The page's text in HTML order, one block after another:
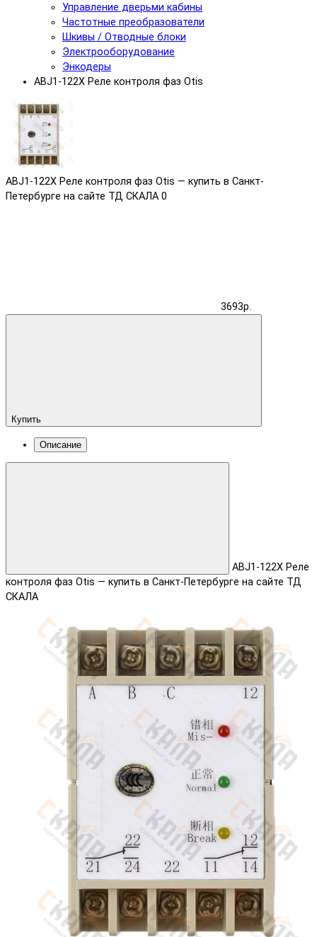
Управление дверьми кабины
Частотные преобразователи
Шкивы / Отводные блоки
Электрооборудование
Энкодеры
ABJ1-122X Реле контроля фаз Otis
ABJ1-122X Реле контроля фаз Otis — купить в Санкт-
Петербурге на сайте ТД СКАЛА 0
3693р.
Купить
Описание
ABJ1-122X Реле
контроля фаз Otis — купить в Санкт-Петербурге на сайте ТД
СКАЛА